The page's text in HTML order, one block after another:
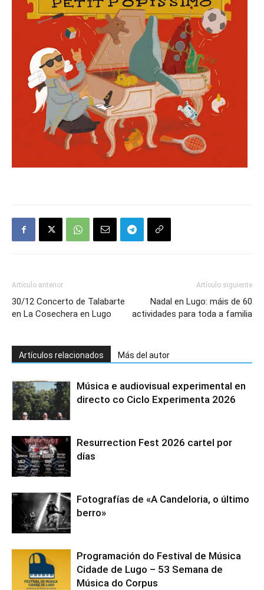
Artículo anterior
30/12 Concerto de Talabarte
en La Cosechera en Lugo
Artículo siguiente
Nadal en Lugo: máis de 60
actividades para toda a familia
Artículos relacionados Más del autor
Música e audiovisual experimental en
directo co Ciclo Experimenta 2026
Resurrection Fest 2026 cartel por
días
Fotografías de «A Candeloria, o último
berro»
Programación do Festival de Música
Cidade de Lugo – 53 Semana de
Música do Corpus